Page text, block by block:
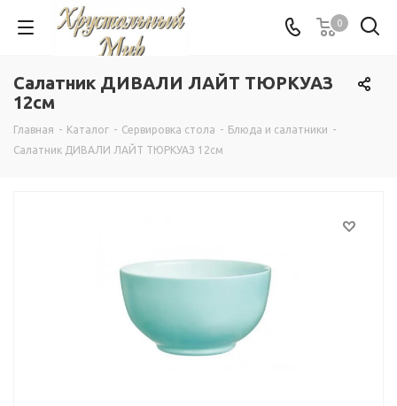
0
Салатник ДИВАЛИ ЛАЙТ ТЮРКУАЗ
12см
Главная - Каталог - Сервировка стола - Блюда и салатники -
Салатник ДИВАЛИ ЛАЙТ ТЮРКУАЗ 12см